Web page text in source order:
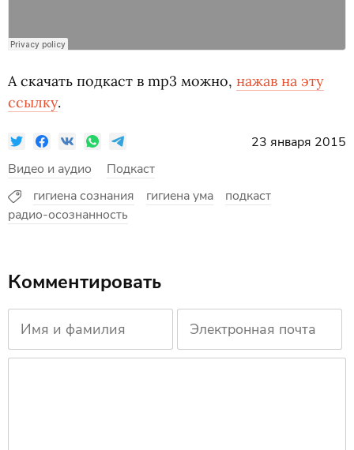
А скачать подкаст в mp3 можно, нажав на эту
ссылку.
23 января 2015
Видео и аудио
Подкаст
гигиена сознания
гигиена ума
подкаст
радио-осознанность
Комментировать